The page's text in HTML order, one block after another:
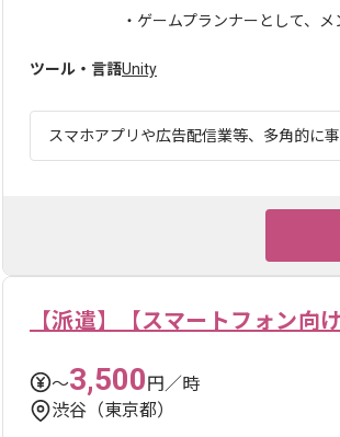
・ゲームプランナーとして、メ
ツール・言語Unity
スマホアプリや広告配信業等、多角的に
【派遣】【スマートフォン向
〜3,500円／時
渋谷（東京都）